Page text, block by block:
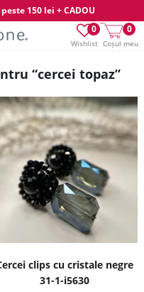
150 lei + CADOU
Wishlist
0
Coșul meu
0
“cercei topaz”
clips cu cristale negre
31-1-i5630